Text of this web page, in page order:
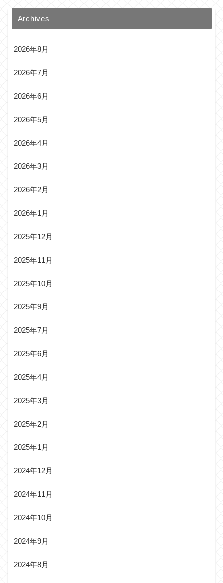
Archives
2026年8月
2026年7月
2026年6月
2026年5月
2026年4月
2026年3月
2026年2月
2026年1月
2025年12月
2025年11月
2025年10月
2025年9月
2025年7月
2025年6月
2025年4月
2025年3月
2025年2月
2025年1月
2024年12月
2024年11月
2024年10月
2024年9月
2024年8月